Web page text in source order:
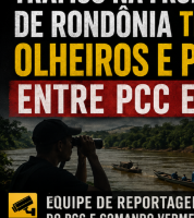
Rondônia que
prática dos fatos
A
A ação desta
materializada no
teve início a partir de